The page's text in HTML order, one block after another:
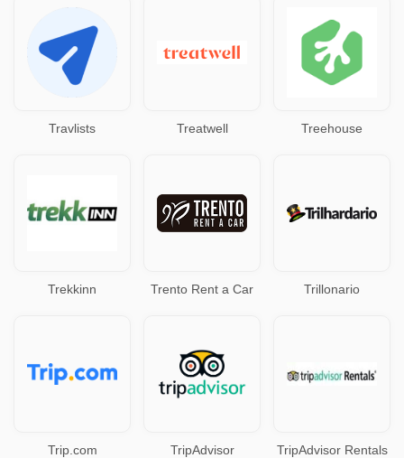
Travlists Treatwell Treehouse
Trekkinn Trento Rent a Car Trillonario
Trip.com TripAdvisor TripAdvisor Rentals